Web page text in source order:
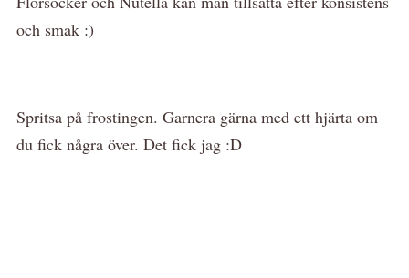
och smak :)
Spritsa på frostingen. Garnera gärna med ett hjärta om
du fick några över. Det fick jag :D